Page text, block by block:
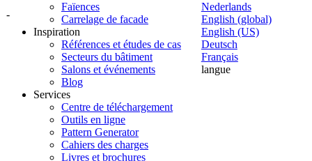
-
Nederlands
English (global)
English (US)
Deutsch
Français
langue
Faïences
Carrelage de facade
Inspiration
Références et études de cas
Secteurs du bâtiment
Salons et événements
Blog
Services
Centre de téléchargement
Outils en ligne
Pattern Generator
Cahiers des charges
Livres et brochures